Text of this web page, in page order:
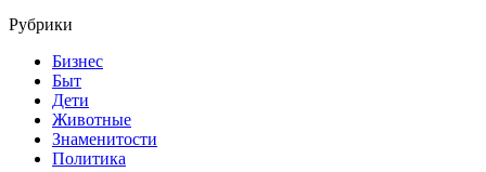
Рубрики
Бизнес
Быт
Дети
Животные
Знаменитости
Политика